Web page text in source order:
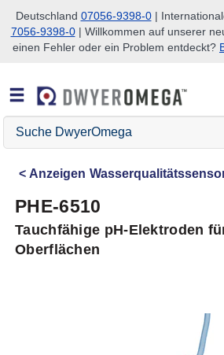
Zum Suchen überspringen
Zum Hauptinhalt überspringen
Zur Navigation überspringen
Deutschland 07056-9398-0|
7056-9398-0| Willkommen auf unserer
einen Fehler oder ein Problem entdeckt?
Suche
DwyerOmega
Anzeigen
PHE-6510
Tauchfähige pH-Elektroden
Oberflächen